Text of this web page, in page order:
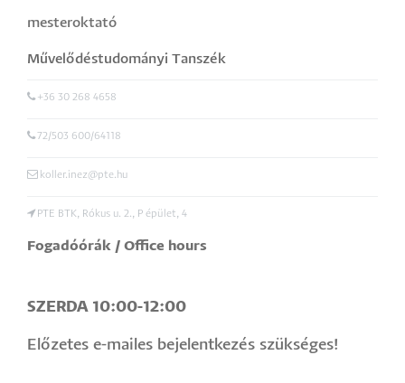
mesteroktató
Művelődéstudományi Tanszék
+36 30 268 4658
72/503 600/64118
koller.inez@pte.hu
PTE BTK, Rókus u. 2., P épület, 4
Fogadóórák / Office hours
SZERDA 10:00-12:00
Előzetes e-mailes bejelentkezés szükséges!